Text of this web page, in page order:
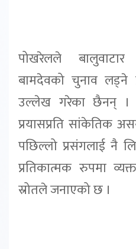
पोखरेलले
बामदेवको चुनाव लड्ने
उल्लेख गरेका छैनन् ।
प्रयासप्रति सांकेतिक
पछिल्लो प्रसंगलाई नै
प्रतिकात्मक रुपमा
स्रोतले जनाएको छ ।